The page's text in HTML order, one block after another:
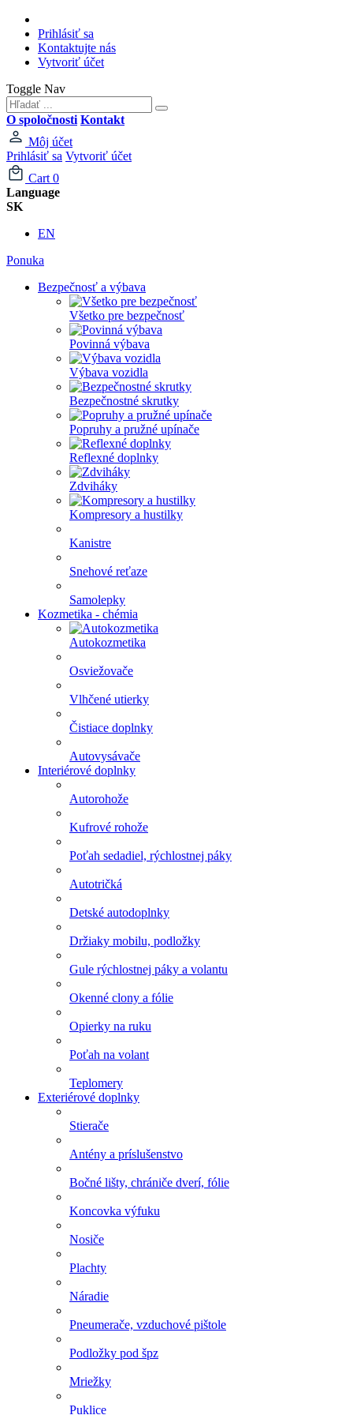
Prihlásiť sa
Kontaktujte nás
Vytvoriť účet
Toggle Nav
O spoločnosti Kontakt
Môj účet
Prihlásiť sa Vytvoriť účet
Cart 0
Language
SK
EN
Ponuka
Bezpečnosť a výbava
Všetko pre bezpečnosť
Povinná výbava
Výbava vozidla
Bezpečnostné skrutky
Popruhy a pružné upínače
Reflexné doplnky
Zdviháky
Kompresory a hustilky
Kanistre
Snehové reťaze
Samolepky
Kozmetika - chémia
Autokozmetika
Osviežovače
Vlhčené utierky
Čistiace doplnky
Autovysávače
Interiérové doplnky
Autorohože
Kufrové rohože
Poťah sedadiel, rýchlostnej páky
Autotričká
Detské autodoplnky
Držiaky mobilu, podložky
Gule rýchlostnej páky a volantu
Okenné clony a fólie
Opierky na ruku
Poťah na volant
Teplomery
Exteriérové doplnky
Stierače
Antény a príslušenstvo
Bočné lišty, chrániče dverí, fólie
Koncovka výfuku
Nosiče
Plachty
Náradie
Pneumerače, vzduchové pištole
Podložky pod špz
Mriežky
Puklice